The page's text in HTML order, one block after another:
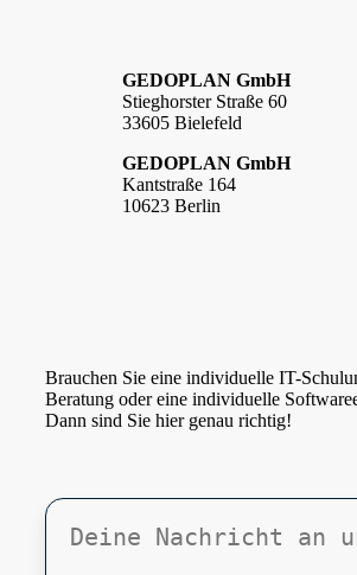
GEDOPLAN GmbH
Stieghorster Straße 60
33605 Bielefeld
GEDOPLAN GmbH
Kantstraße 164
10623 Berlin
Brauchen Sie eine individuelle IT-
Beratung oder eine individuelle
Dann sind Sie hier genau richtig!